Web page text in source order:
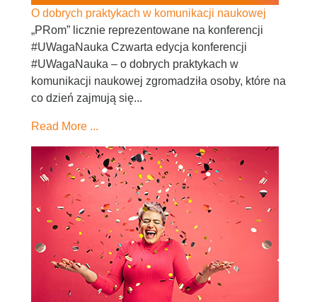
O dobrych praktykach w komunikacji naukowej
„PRom” licznie reprezentowane na konferencji
#UWagaNauka Czwarta edycja konferencji
#UWagaNauka – o dobrych praktykach w
komunikacji naukowej zgromadziła osoby, które na
co dzień zajmują się...
Read More ...